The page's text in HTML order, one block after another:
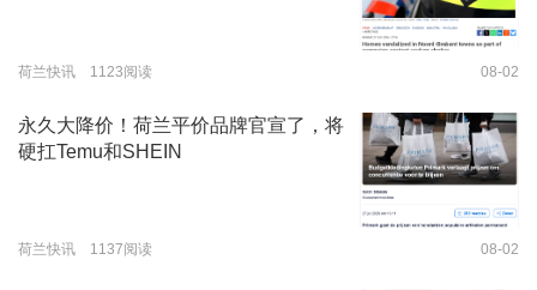
荷兰快讯 1123阅读 08-02
永久大降价！荷兰平价品牌官宣了，将
硬扛Temu和SHEIN
荷兰快讯 1137阅读 08-02